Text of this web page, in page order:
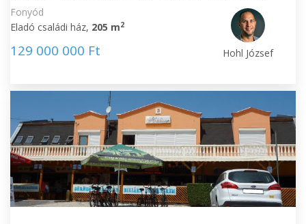
Fonyód
Eladó családi ház, 205 m2
129 000 000 Ft Hohl József